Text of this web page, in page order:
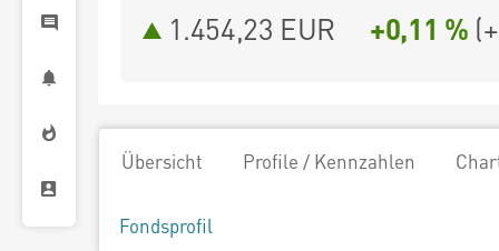
1.454,23 EUR +0,11 % (
Übersicht Profile / Kennzahlen
Fondsprofil